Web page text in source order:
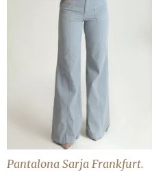
Pantalona Sarja Frankfurt.